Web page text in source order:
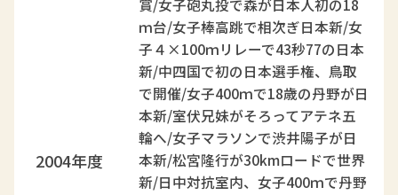
2004年度
賞/女子砲丸投で森が日本人初の18
ｍ台/女子棒高跳で相次ぎ日本新/女
子４×100ｍリレーで43秒77の日本
新/中四国で初の日本選手権、鳥取
で開催/女子400ｍで18歳の丹野が日
本新/室伏兄妹がそろってアテネ五
輪へ/女子マラソンで渋井陽子が日
本新/松宮隆行が30kmロードで世界
新/日中対抗室内、女子400ｍで丹野